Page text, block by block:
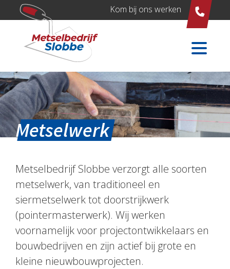
Kom bij ons werken
Metselwerk
Metselbedrijf Slobbe verzorgt alle soorten
metselwerk, van traditioneel en
siermetselwerk tot doorstrijkwerk
(pointermasterwerk). Wij werken
voornamelijk voor projectontwikkelaars en
bouwbedrijven en zijn actief bij grote en
kleine nieuwbouwprojecten.